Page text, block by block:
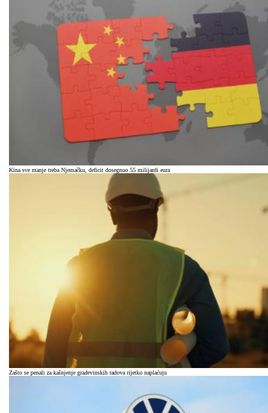
Kina sve manje treba Njemačku, deficit dosegnuo 55 milijardi eura
Zašto se penali za kašnjenje građevinskih radova rijetko naplaćuju